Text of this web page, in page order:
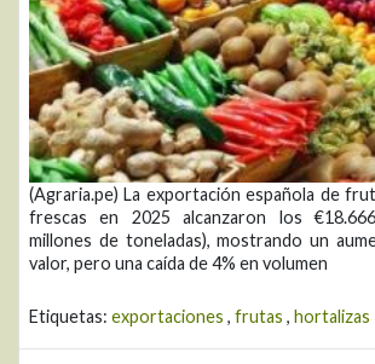
(Agraria.pe) La exportación española de
frescas en 2025 alcanzaron los
millones de toneladas), mostrando un
valor, pero una caída de 4% en volumen
Etiquetas: exportaciones , frutas , hortalizas